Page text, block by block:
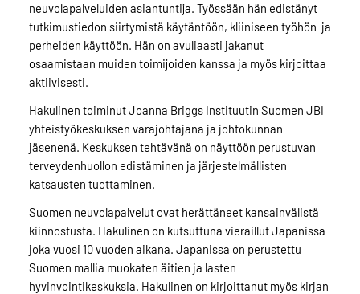
neuvolapalveluiden asiantuntija. Työssään hän edistänyt
tutkimustiedon siirtymistä käytäntöön, kliiniseen työhön ja
perheiden käyttöön. Hän on avuliaasti jakanut
osaamistaan muiden toimijoiden kanssa ja myös kirjoittaa
aktiivisesti.
Hakulinen toiminut Joanna Briggs Instituutin Suomen JBI
yhteistyökeskuksen varajohtajana ja johtokunnan
jäsenenä. Keskuksen tehtävänä on näyttöön perustuvan
terveydenhuollon edistäminen ja järjestelmällisten
katsausten tuottaminen.
Suomen neuvolapalvelut ovat herättäneet kansainvälistä
kiinnostusta. Hakulinen on kutsuttuna vieraillut Japanissa
joka vuosi 10 vuoden aikana. Japanissa on perustettu
Suomen mallia muokaten äitien ja lasten
hyvinvointikeskuksia. Hakulinen on kirjoittanut myös kirjan